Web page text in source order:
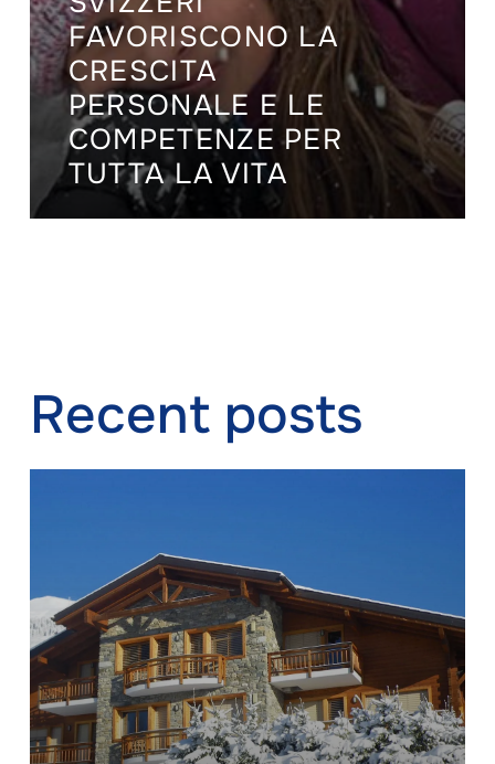
FAVORISCONO LA
CRESCITA
PERSONALE E LE
COMPETENZE PER
TUTTA LA VITA
Recent posts